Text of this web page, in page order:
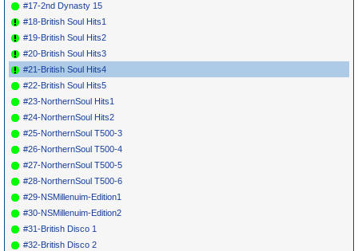
#17-2nd Dynasty 15
#18-British Soul Hits1
#19-British Soul Hits2
#20-British Soul Hits3
#21-British Soul Hits4
#22-British Soul Hits5
#23-NorthernSoul Hits1
#24-NorthernSoul Hits2
#25-NorthernSoul T500-3
#26-NorthernSoul T500-4
#27-NorthernSoul T500-5
#28-NorthernSoul T500-6
#29-NSMillenuim-Edition1
#30-NSMillenuim-Edition2
#31-British Disco 1
#32-British Disco 2